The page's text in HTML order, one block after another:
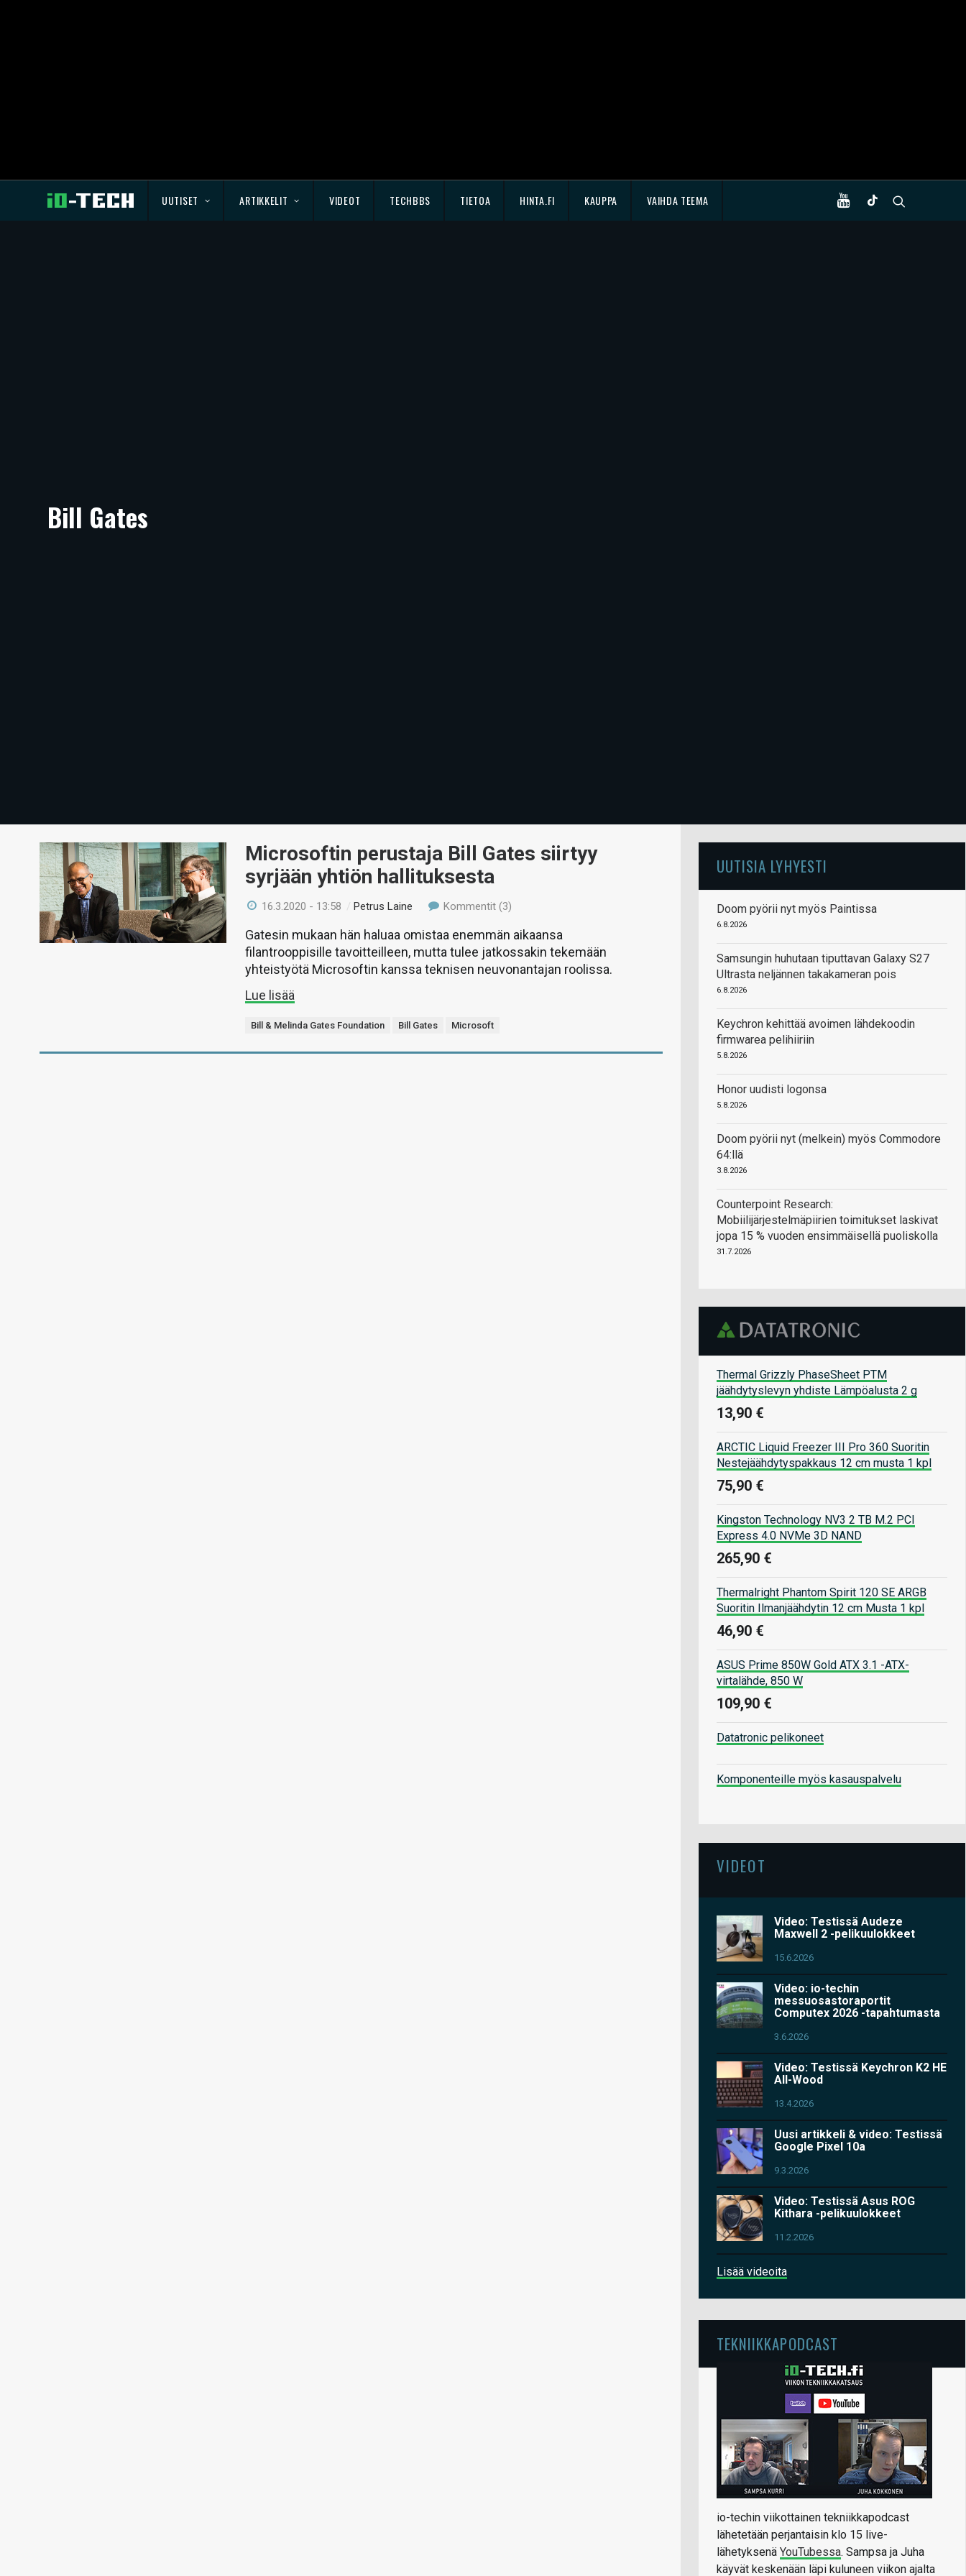
UUTISET ARTIKKELIT VIDEOT TECHBBS TIETOA HINTA.FI KAUPPA VAIHDA TEEMA
Bill Gates
Microsoftin perustaja Bill Gates siirtyy
syrjään yhtiön hallituksesta
16.3.2020 - 13:58 /Petrus Laine Kommentit (3)
Gatesin mukaan hän haluaa omistaa enemmän aikaansa
filantrooppisille tavoitteilleen, mutta tulee jatkossakin tekemään
yhteistyötä Microsoftin kanssa teknisen neuvonantajan roolissa.
Lue lisää
Bill & Melinda Gates Foundation Bill Gates Microsoft
UUTISIA LYHYESTI
Doom pyörii nyt myös Paintissa
6.8.2026
Samsungin huhutaan tiputtavan Galaxy S27
Ultrasta neljännen takakameran pois
6.8.2026
Keychron kehittää avoimen lähdekoodin
firmwarea pelihiiriin
5.8.2026
Honor uudisti logonsa
5.8.2026
Doom pyörii nyt (melkein) myös Commodore
64:llä
3.8.2026
Counterpoint Research:
Mobiilijärjestelmäpiirien toimitukset laskivat
jopa 15 % vuoden ensimmäisellä puoliskolla
31.7.2026
Thermal Grizzly PhaseSheet PTM
jäähdytyslevyn yhdiste Lämpöalusta 2 g
13,90 €
ARCTIC Liquid Freezer III Pro 360 Suoritin
Nestejäähdytyspakkaus 12 cm musta 1 kpl
75,90 €
Kingston Technology NV3 2 TB M.2 PCI
Express 4.0 NVMe 3D NAND
265,90 €
Thermalright Phantom Spirit 120 SE ARGB
Suoritin Ilmanjäähdytin 12 cm Musta 1 kpl
46,90 €
ASUS Prime 850W Gold ATX 3.1 -ATX-
virtalähde, 850 W
109,90 €
Datatronic pelikoneet
Komponenteille myös kasauspalvelu
VIDEOT
Video: Testissä Audeze
Maxwell 2 -pelikuulokkeet
15.6.2026
Video: io-techin
messuosastoraportit
Computex 2026 -tapahtumasta
3.6.2026
Video: Testissä Keychron K2 HE
All-Wood
13.4.2026
Uusi artikkeli & video: Testissä
Google Pixel 10a
9.3.2026
Video: Testissä Asus ROG
Kithara -pelikuulokkeet
11.2.2026
Lisää videoita
TEKNIIKKAPODCAST
io-techin viikottainen tekniikkapodcast
lähetetään perjantaisin klo 15 live-
lähetyksenä YouTubessa. Sampsa ja Juha
käyvät keskenään läpi kuluneen viikon ajalta